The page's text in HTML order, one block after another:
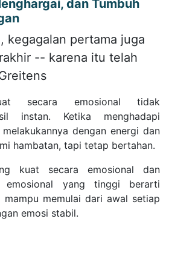
dan Tumbuh
kegagalan pertama juga
-- karena itu telah
secara emosional tidak
instan. Ketika menghadapi
dengan energi dan
hambatan, tapi tetap bertahan.
kuat secara emosional dan
emosional yang tinggi berarti
mampu memulai dari awal setiap
emosi stabil.